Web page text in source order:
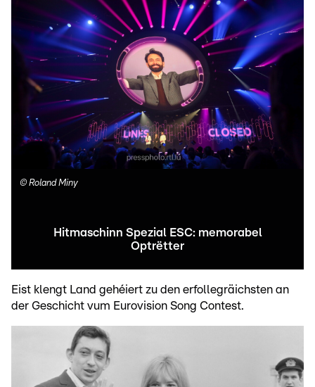
© Roland Miny
Hitmaschinn Spezial ESC: memorabel
Optrëtter
Eist klengt Land gehéiert zu den erfollegräichsten an
der Geschicht vum Eurovision Song Contest.